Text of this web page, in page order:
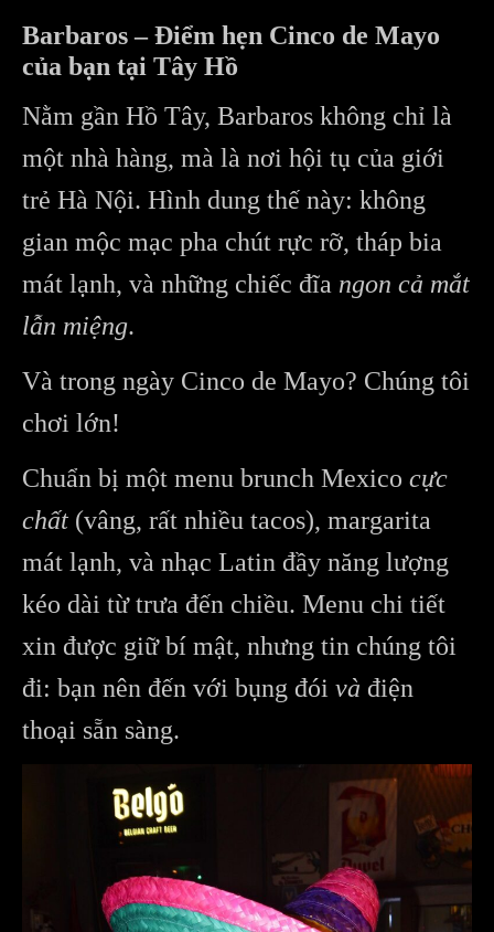
Barbaros – Điểm hẹn Cinco de Mayo
của bạn tại Tây Hồ
Nằm gần Hồ Tây, Barbaros không chỉ là
một nhà hàng, mà là nơi hội tụ của giới
trẻ Hà Nội. Hình dung thế này: không
gian mộc mạc pha chút rực rỡ, tháp bia
mát lạnh, và những chiếc đĩa ngon cả mắt
lẫn miệng.
Và trong ngày Cinco de Mayo? Chúng tôi
chơi lớn!
Chuẩn bị một menu brunch Mexico cực
chất (vâng, rất nhiều tacos), margarita
mát lạnh, và nhạc Latin đầy năng lượng
kéo dài từ trưa đến chiều. Menu chi tiết
xin được giữ bí mật, nhưng tin chúng tôi
đi: bạn nên đến với bụng đói và điện
thoại sẵn sàng.